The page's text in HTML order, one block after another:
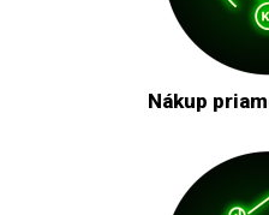
Nákup